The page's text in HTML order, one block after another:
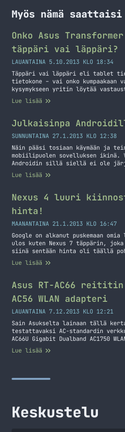
Myös nämä
Onko Asus
täppäri vai läppäri?
LAUANTAINA 5.10.2013 KLO 18:34
Täppäri vai läppäri eli tablet
tietokone – vai onko kumpaakaan
kysymykseen yritin löytää
ratkaisuun, että tämä on
Koneen erikoisuushan on se,
”survottu” erittäin ansiokkaasti
prosessori, ssd -levy, muistit,…
Asus Transformer Book TX300
Lue lisää
Julkaisinpa
SUNNUNTAINA 27.1.2013 KLO 12:38
Näin pääsi tosiaan käymään ja
mobiilipuolen sovelluksen ikinä.
Androidin sillä siellä ei ole
kehittämiskustannuksia siitä,
sovelluksen. Googlen Play
takaisin joskus. Androidin
halusin tehdä jotain Nexus 7
käyttänyt kouluaikoina… Jatka
Lue lisää
Nexus 4 luuri
hinta!
MAANANTAINA 21.1.2013 KLO 16:47
Google on alkanut puskemaan
ulos kuten Nexus 7 täppärin,
siinä sentään hinta oli täällä
LG:n valmistama Googlen Nexus 4
toinen tarina. Otetaan kuitenkin
näytöllä varustettu ja sen
Jatka lukemista Nexus 4 luuri
hinta!
Lue lisää
Asus RT-AC66 reititin
AC56 WLAN adapteri
LAUANTAINA 7.12.2013 KLO 12:21
Sain Asukselta lainaan tällä
testattavaksi AC-standardin
AC66U Gigabit Dualband AC1750
USB-AC56 kaksitaajuuksinen N1200
Tarkoituksena oli, että vertaan
selitettäväksi, mutta sanotaanko
Lue lisää
Keskustelu